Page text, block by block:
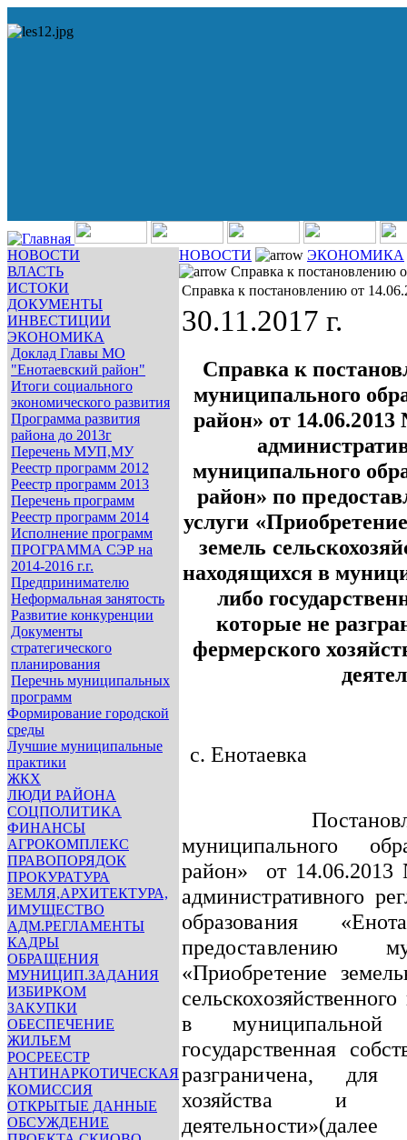
НОВОСТИ
ВЛАСТЬ
ИСТОКИ
ДОКУМЕНТЫ
ИНВЕСТИЦИИ
ЭКОНОМИКА
Доклад Главы МО
"Енотаевский район"
Итоги социального
экономического развития
Программа развития
района до 2013г
Перечень МУП,МУ
Реестр программ 2012
Реестр программ 2013
Перечень программ
Реестр программ 2014
Исполнение программ
ПРОГРАММА СЭР на
2014-2016 г.г.
Предпринимателю
Неформальная занятость
Развитие конкуренции
Документы
стратегического
планирования
Перечнь муниципальных
программ
Формирование городской
среды
Лучшие муниципальные
практики
ЖКХ
ЛЮДИ РАЙОНА
СОЦПОЛИТИКА
ФИНАНСЫ
АГРОКОМПЛЕКС
ПРАВОПОРЯДОК
ПРОКУРАТУРА
ЗЕМЛЯ,АРХИТЕКТУРА,
ИМУЩЕСТВО
АДМ.РЕГЛАМЕНТЫ
КАДРЫ
ОБРАЩЕНИЯ
МУНИЦИП.ЗАДАНИЯ
ИЗБИРКОМ
ЗАКУПКИ
ОБЕСПЕЧЕНИЕ
ЖИЛЬЕМ
РОСРЕЕСТР
АНТИНАРКОТИЧЕСКАЯ
КОМИССИЯ
ОТКРЫТЫЕ ДАННЫЕ
ОБСУЖДЕНИЕ
НОВОСТИ
ЭКОНОМИКА
Справка к постановлению
Справка к постановлению от
30.11.2017 г.
Справка к
муниципального
район» от
муниципального
район» по
услуги
земель
находящихся в
либо
которые не
фермерского
с. Енотаевка
муниципального
район»
от
административного
образования
предоставлению
«Приобретение
в муниципальной
государственная
разграничена, для
хозяйства и
деятельности»